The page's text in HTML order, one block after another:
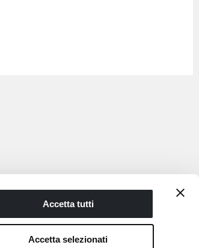
Accetta tutti
Accetta selezionati